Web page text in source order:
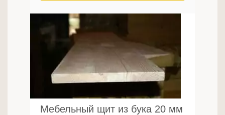
Мебельный щит из бука 20 мм